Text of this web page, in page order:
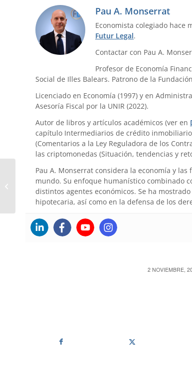
Pau A. Monserrat
Economista colegiado hace
Futur Legal.
Contactar con Pau A.
Profesor de Economía
Social de Illes Balears. Patrono de la
Licenciado en Economía (1997) y en
Asesoría Fiscal por la UNIR (2022).
Autor de libros y artículos académicos (ver en
capítulo Intermediarios de crédito
(Comentarios a la Ley Reguladora de los
las criptomonedas (Situación, tendencias y
Pau A. Monserrat considera la economía y
mundo. Su enfoque humanístico combinado
distintos agentes económicos. Se ha
hipotecaria, así como en la defensa de los
2 NOVIEMBRE,
/
La crisis ya se ha terminado, o no